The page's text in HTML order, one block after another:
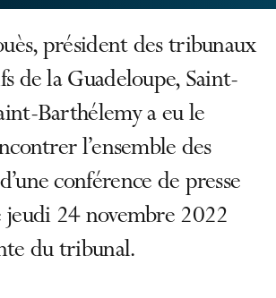
président des tribunaux
de la Guadeloupe, Saint-
Barthélemy a eu le
l’ensemble des
conférence de presse
jeudi 24 novembre 2022
du tribunal.